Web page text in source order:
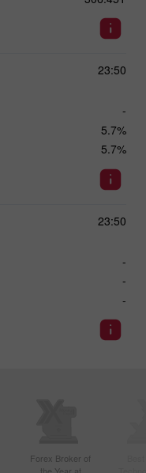
23:50
-
5.7%
5.7%
23:50
-
-
-
Forex Broker of